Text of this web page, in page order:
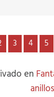
3 4 5
en
anillos